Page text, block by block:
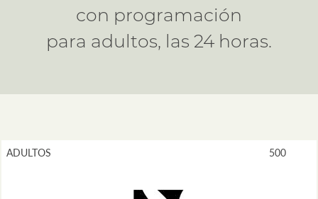
con programación
para adultos, las 24 horas.
ADULTOS 500